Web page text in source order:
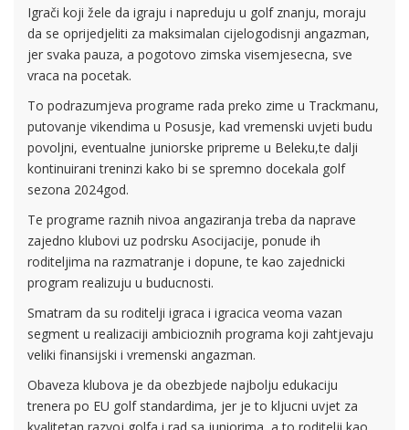
Igrači koji žele da igraju i napreduju u golf znanju, moraju
da se oprijedjeliti za maksimalan cijelogodisnji angazman,
jer svaka pauza, a pogotovo zimska visemjesecna, sve
vraca na pocetak.
To podrazumjeva programe rada preko zime u Trackmanu,
putovanje vikendima u Posusje, kad vremenski uvjeti budu
povoljni, eventualne juniorske pripreme u Beleku,te dalji
kontinuirani treninzi kako bi se spremno docekala golf
sezona 2024god.
Te programe raznih nivoa angaziranja treba da naprave
zajedno klubovi uz podrsku Asocijacije, ponude ih
roditeljima na razmatranje i dopune, te kao zajednicki
program realizuju u buducnosti.
Smatram da su roditelji igraca i igracica veoma vazan
segment u realizaciji ambicioznih programa koji zahtjevaju
veliki finansijski i vremenski angazman.
Obaveza klubova je da obezbjede najbolju edukaciju
trenera po EU golf standardima, jer je to kljucni uvjet za